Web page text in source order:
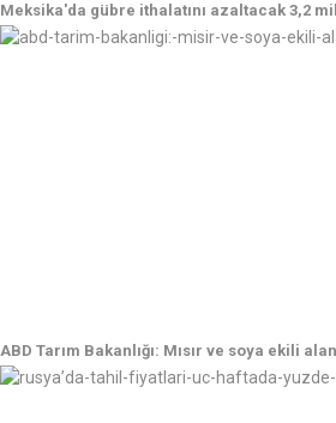
Meksika'da gübre ithalatını azaltacak 3,2
ABD Tarım Bakanlığı: Mısır ve soya ekili